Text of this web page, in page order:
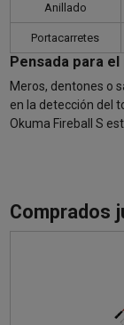
Anillado
Portacarretes
Pensada para
Meros, dentones o
en la detección del
Okuma Fireball S
Comprados